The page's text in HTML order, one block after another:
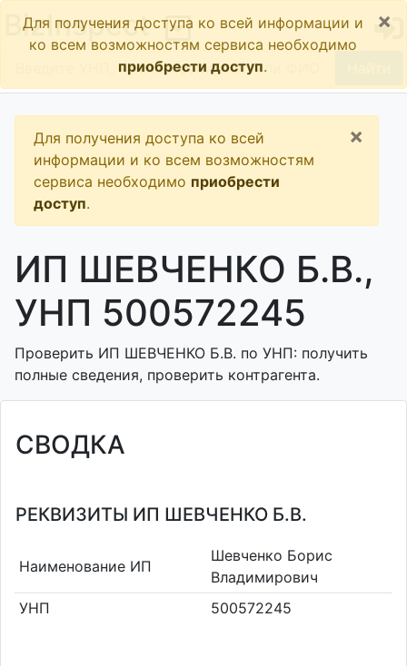
BizInspect
Для получения доступа ко всей информации и
ко всем возможностям сервиса необходимо
приобрести доступ.
×
Для получения доступа ко всей
информации и ко всем возможностям
сервиса необходимо приобрести
доступ.
×
ИП ШЕВЧЕНКО Б.В.,
УНП 500572245
Проверить ИП ШЕВЧЕНКО Б.В. по УНП: получить
полные сведения, проверить контрагента.
СВОДКА
РЕКВИЗИТЫ ИП ШЕВЧЕНКО Б.В.
Наименование ИП
Шевченко Борис
Владимирович
УНП
500572245